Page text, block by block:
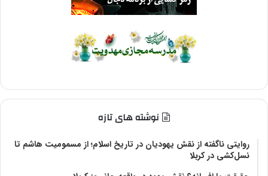
نوشته های تازه
روایتی ناگفته از نقش یهودیان در تاریخ اسلام؛ از مسمومیت هاشم تا
نسل‌کشی در کربلا